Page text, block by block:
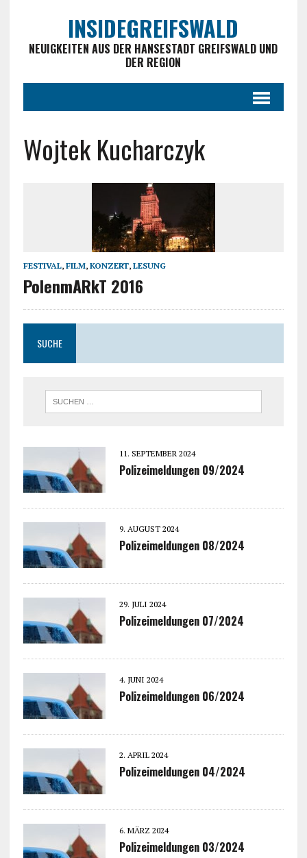
INSIDEGREIFSWALD
NEUIGKEITEN AUS DER HANSESTADT GREIFSWALD UND
DER REGION
Wojtek Kucharczyk
FESTIVAL, FILM, KONZERT, LESUNG
PolenmARkT 2016
SUCHE
11. SEPTEMBER 2024
Polizeimeldungen 09/2024
9. AUGUST 2024
Polizeimeldungen 08/2024
29. JULI 2024
Polizeimeldungen 07/2024
4. JUNI 2024
Polizeimeldungen 06/2024
2. APRIL 2024
Polizeimeldungen 04/2024
6. MÄRZ 2024
Polizeimeldungen 03/2024